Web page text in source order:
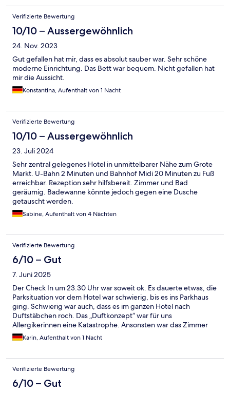
Verifizierte Bewertung
10/10 – Aussergewöhnlich
24. Nov. 2023
Gut gefallen hat mir, dass es absolut sauber war. Sehr schöne
moderne Einrichtung. Das Bett war bequem. Nicht gefallen hat
mir die Aussicht.
Konstantina, Aufenthalt von 1 Nacht
Verifizierte Bewertung
10/10 – Aussergewöhnlich
23. Juli 2024
Sehr zentral gelegenes Hotel in unmittelbarer Nähe zum Grote
Markt. U-Bahn 2 Minuten und Bahnhof Midi 20 Minuten zu Fuß
erreichbar. Rezeption sehr hilfsbereit. Zimmer und Bad
geräumig. Badewanne könnte jedoch gegen eine Dusche
getauscht werden.
Sabine, Aufenthalt von 4 Nächten
Verifizierte Bewertung
6/10 – Gut
7. Juni 2025
Der Check In um 23.30 Uhr war soweit ok. Es dauerte etwas, die
Parksituation vor dem Hotel war schwierig, bis es ins Parkhaus
ging. Schwierig war auch, dass es im ganzen Hotel nach
Duftstäbchen roch. Das „Duftkonzept“ war für uns
Allergikerinnen eine Katastrophe. Ansonsten war das Zimmer
ok, vor allem waren die Betten sehr gut.
Karin, Aufenthalt von 1 Nacht
Verifizierte Bewertung
6/10 – Gut